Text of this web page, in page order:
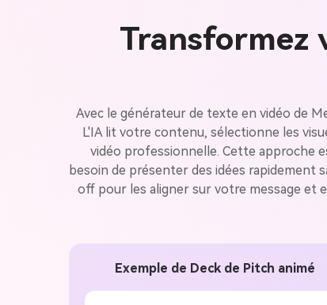
Transformez
Avec le générateur de texte en vidéo de
L'IA lit votre contenu, sélectionne les
vidéo professionnelle. Cette approche
besoin de présenter des idées rapidement
off pour les aligner sur votre message et
Exemple de Deck de Pitch animé